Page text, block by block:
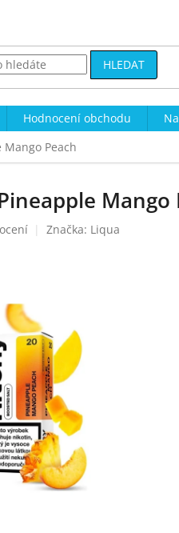
HLEDAT
Hodnocení obchodu
Peach
Mango
Značka: Liqua